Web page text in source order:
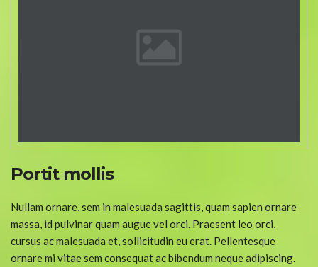
Portit mollis
Nullam ornare, sem in malesuada sagittis, quam sapien ornare
massa, id pulvinar quam augue vel orci. Praesent leo orci,
cursus ac malesuada et, sollicitudin eu erat. Pellentesque
ornare mi vitae sem consequat ac bibendum neque adipiscing.